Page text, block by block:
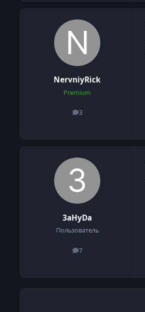
NervniyRick
Premium
3
сообщения
3aHyDa
Пользователь
7
сообщения